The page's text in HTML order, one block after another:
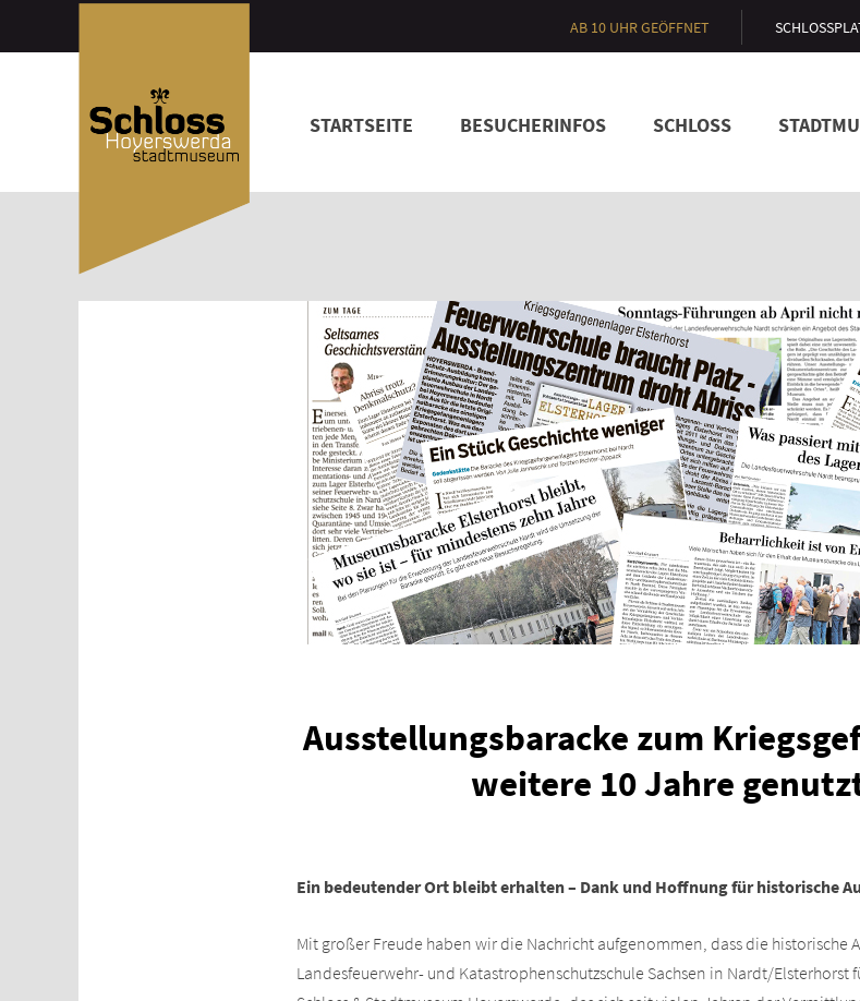
AB 10 UHR GEÖFFNET
STARTSEITE BESUCHERINFOS SCHLOSS
Ausstellungsbaracke zum
weitere 10 Jahre
Ein bedeutender Ort bleibt erhalten – Dank und Hoffnung für historische
Mit großer Freude haben wir die Nachricht aufgenommen, dass die historische
Landesfeuerwehr- und Katastrophenschutzschule Sachsen in Nardt/Elsterhorst